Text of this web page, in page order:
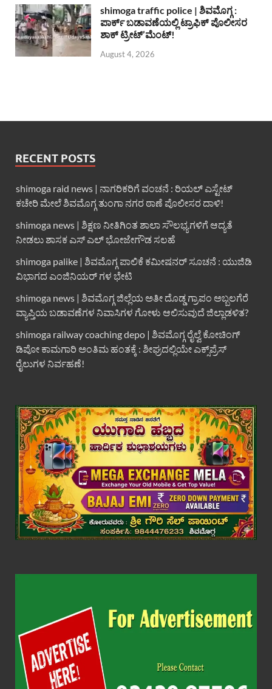
shimoga traffic police | ಶಿವಮೊಗ್ಗ :
ಪಾರ್ಕ್ ಬಡಾವಣೆಯಲ್ಲಿ ಟ್ರಾಫಿಕ್ ಪೊಲೀಸರ
ಶಾಕ್ ಟ್ರೀಟ್’ಮೆಂಟ್!
August 4, 2026
RECENT POSTS
shimoga raid news | ನಾಗರಿಕರಿಗೆ ವಂಚನೆ : ರಿಯಲ್ ಎಸ್ಟೇಟ್
ಕಚೇರಿ ಮೇಲೆ ಶಿವಮೊಗ್ಗ ತುಂಗಾ ನಗರ ಠಾಣೆ ಪೊಲೀಸರ ದಾಳಿ!
shimoga news | ಶಿಕ್ಷಣ ನೀತಿಗಿಂತ ಶಾಲಾ ಸೌಲಭ್ಯಗಳಿಗೆ ಆದ್ಯತೆ
ನೀಡಲು ಶಾಸಕ ಎಸ್ ಎಲ್ ಭೋಜೇಗೌಡ ಸಲಹೆ
shimoga palike | ಶಿವಮೊಗ್ಗ ಪಾಲಿಕೆ ಕಮೀಷನರ್ ಸೂಚನೆ : ಯುಜಿಡಿ
ವಿಭಾಗದ ಎಂಜಿನಿಯರ್ ಗಳ ಭೇಟಿ
shimoga news | ಶಿವಮೊಗ್ಗ ಜಿಲ್ಲೆಯ ಅತೀ ದೊಡ್ಡ ಗ್ರಾಪಂ ಅಬ್ಬಲಗೆರೆ
ವ್ಯಾಪ್ತಿಯ ಬಡಾವಣೆಗಳ ನಿವಾಸಿಗಳ ಗೋಳು ಆಲಿಸುವುದೆ ಜಿಲ್ಲಾಡಳಿತ?
shimoga railway coaching depo | ಶಿವಮೊಗ್ಗ ರೈಲ್ವೆ ಕೋಚಿಂಗ್
ಡಿಪೋ ಕಾಮಗಾರಿ ಅಂತಿಮ ಹಂತಕ್ಕೆ : ಶೀಘ್ರದಲ್ಲಿಯೇ ಎಕ್ಸ್‌ಪ್ರೆಸ್
ರೈಲುಗಳ ನಿರ್ವಹಣೆ!